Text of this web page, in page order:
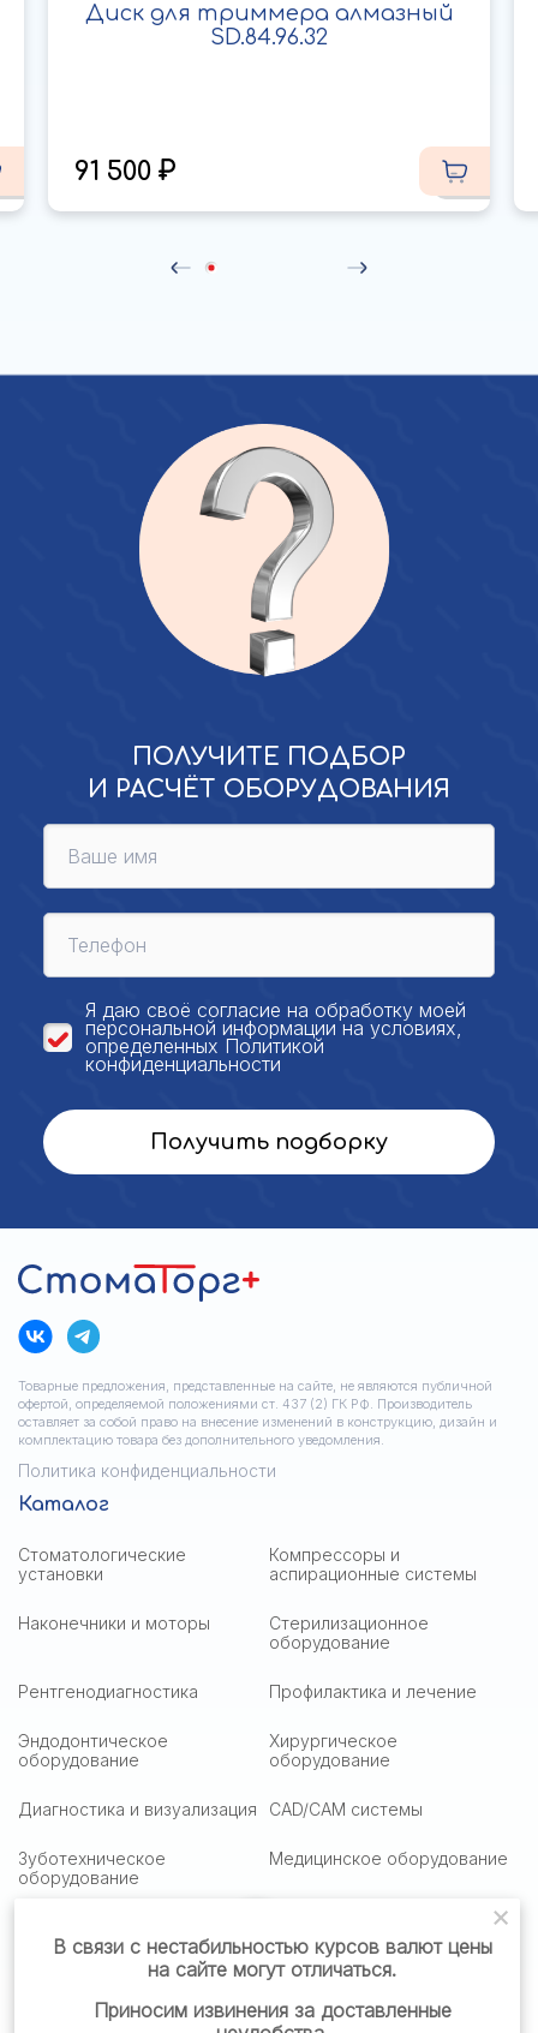
Диск для триммера алмазный
SD.84.96.32
91 500
ПОЛУЧИТЕ ПОДБОР
И РАСЧЁТ ОБОРУДОВАНИЯ
Я даю своё согласие на обработку моей
персональной информации на условиях,
определенных Политикой
конфиденциальности
Получить подборку
Товарные предложения, представленные на сайте, не являются публичной
офертой, определяемой положениями ст. 437 (2) ГК РФ. Производитель
оставляет за собой право на внесение изменений в конструкцию, дизайн и
комплектацию товара без дополнительного уведомления.
Политика конфиденциальности
Каталог
Стоматологические
установки
Компрессоры и
аспирационные системы
Наконечники и моторы
Стерилизационное
оборудование
Рентгенодиагностика Профилактика и лечение
Эндодонтическое
оборудование
Хирургическое
оборудование
Диагностика и визуализация CAD/CAM системы
Зуботехническое
оборудование
Медицинское оборудование
Стоматологическая мебель
Стоматологические
В связи с нестабильностью курсов валют цены
на сайте могут отличаться.
Приносим извинения за доставленные